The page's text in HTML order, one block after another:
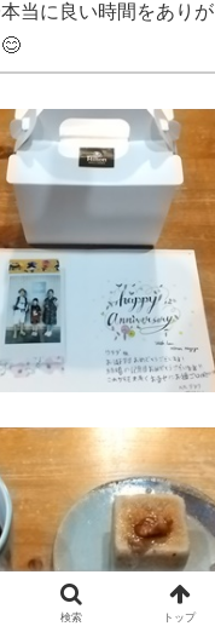
当に良い時間をありが
検索 トップ